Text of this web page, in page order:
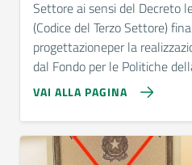
Settore ai sensi del Decreto
(Codice del Terzo Settore)
progettazioneper la
dal Fondo per le Politiche
VAI ALLA PAGINA